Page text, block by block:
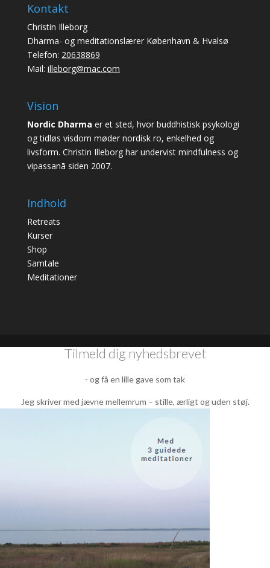
Kontakt
Christin Illeborg
Dharma- og meditationslærer København & Hvalsø
Telefon: 20638869
Mail: illeborg@mac.com
Vision
Nordic Dharma er et sted, hvor buddhistisk psykologi
og tidløs visdom møder nordisk ro, enkelhed og
livsform. Christin Illeborg har undervist mindfulness og
vipassanā siden 2007.
Indhold
Retreats
Kurser
Shop
Samtale
Meditationer
Tilmeld dig nyhedsbrevet
- og få en lille gave som tak
Jeg skriver med jævne mellemrum – stille, ærligt og uden støj.